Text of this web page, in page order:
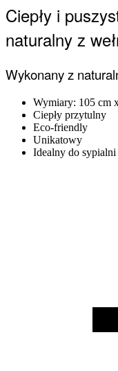
Ciepły i
naturalny z
Wykonany z
Wymiary: 105 cm
Ciepły przytulny
Eco-friendly
Unikatowy
Idealny do